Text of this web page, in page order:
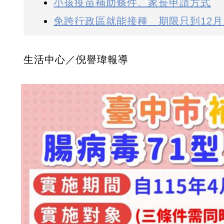
小孩疫苗補助條件、家長申請方式
免跨行政區就能接種 期限只到12
生活中心／倪譽瑋報導